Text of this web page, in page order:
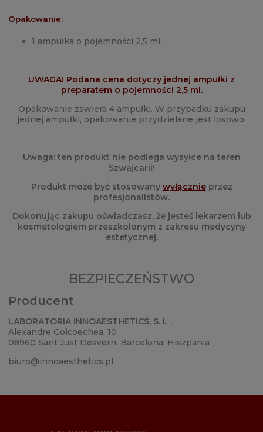
Opakowanie:
1 ampułka o pojemności 2,5 ml.
UWAGA! Podana cena dotyczy jednej ampułki z
preparatem o pojemności 2,5 ml.
Opakowanie zawiera 4 ampułki. W przypadku zakupu
jednej ampułki, opakowanie przydzielane jest losowo.
Uwaga: ten produkt nie podlega wysyłce na teren
Szwajcarii!
Produkt może być stosowany wyłącznie przez
profesjonalistów.
Dokonując zakupu oświadczasz, że jesteś lekarzem lub
kosmetologiem przeszkolonym z zakresu medycyny
estetycznej.
BEZPIECZEŃSTWO
Producent
LABORATORIA lNNOAESTHETICS, S. L .
Alexandre Goicoechea, 10
08960 Sant Just Desvern, Barcelona, Hiszpania
biuro@innoaesthetics.pl